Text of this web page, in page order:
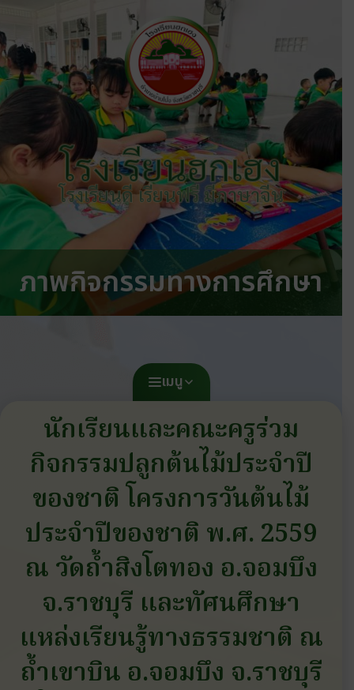
โรงเรียนฮกเฮง
โรงเรียนดี เรียนฟรี มีภาษาจีน
ภาพกิจกรรมทางการศึกษา
เมนู
นักเรียนและคณะครูร่วม
กิจกรรมปลูกต้นไม้ประจำปี
ของชาติ โครงการวันต้นไม้
ประจำปีของชาติ พ.ศ. 2559
ณ วัดถ้ำสิงโตทอง อ.จอมบึง
จ.ราชบุรี และทัศนศึกษา
แหล่งเรียนรู้ทางธรรมชาติ ณ
ถ้ำเขาบิน อ.จอมบึง จ.ราชบุรี